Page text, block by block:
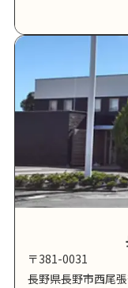
〒381-0031
長野県長野市西尾